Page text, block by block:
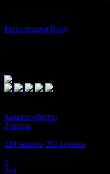
Регистрация Вход
нашите оферти
7 приза
129 ревюта 292 оценки
5
219